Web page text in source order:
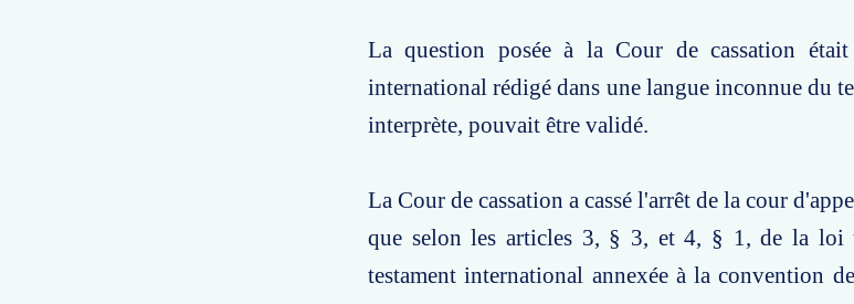
La question posée à la Cour de cassation
international rédigé dans une langue inconnue du
interprète, pouvait être validé.
La Cour de cassation a cassé l'arrêt de la cour
que selon les articles 3, § 3, et 4, § 1, de la loi
testament international annexée à la convention